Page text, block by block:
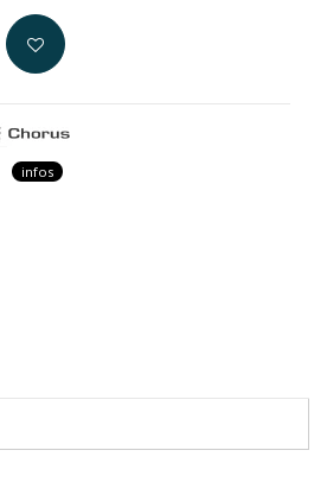
infos